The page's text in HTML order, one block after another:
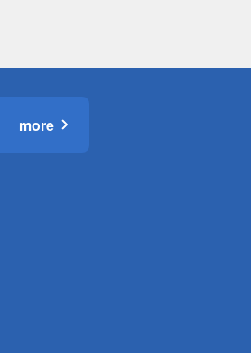
more